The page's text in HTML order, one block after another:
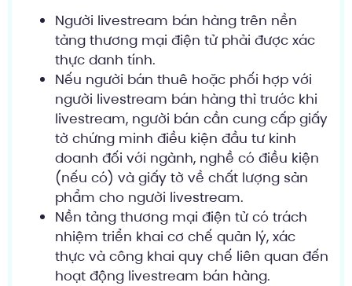
Người livestream bán hàng trên nền
tảng thương mại điện tử phải được xác
thực danh tính.
Nếu người bán thuê hoặc phối hợp với
người livestream bán hàng thì trước khi
livestream, người bán cần cung cấp giấy
tờ chứng minh điều kiện đầu tư kinh
doanh đối với ngành, nghề có điều kiện
(nếu có) và giấy tờ về chất lượng sản
phẩm cho người livestream.
Nền tảng thương mại điện tử có trách
nhiệm triển khai cơ chế quản lý, xác
thực và công khai quy chế liên quan đến
hoạt động livestream bán hàng.